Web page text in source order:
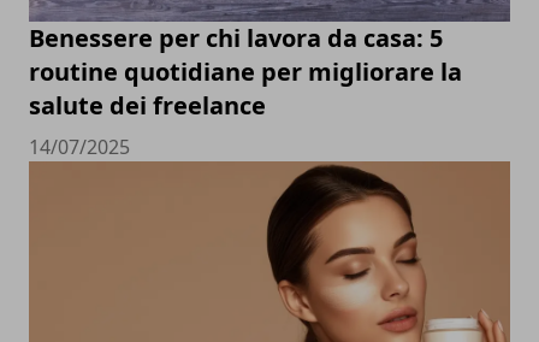
Benessere per chi lavora da casa: 5
routine quotidiane per migliorare la
salute dei freelance
14/07/2025